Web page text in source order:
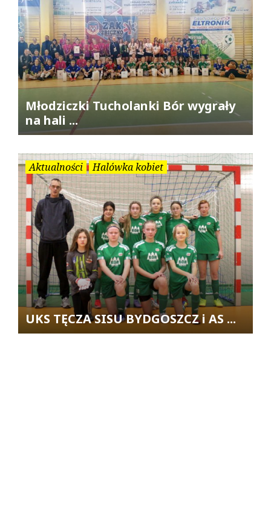
Młodziczki Tucholanki Bór wygrały
na hali ...
Aktualności Halówka kobiet
UKS TĘCZA SISU BYDGOSZCZ i AS ...